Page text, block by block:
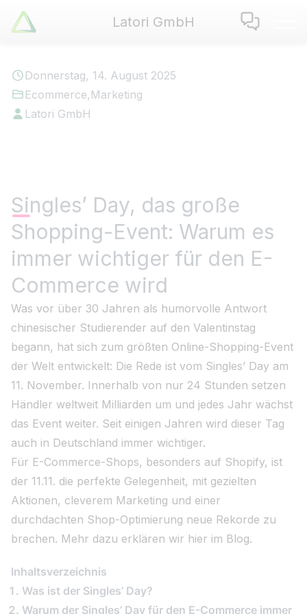
Latori GmbH Latori GmbH
Kontakt
Donnerstag, 14. August 2025
Ecommerce, Marketing
Latori GmbH
Singles’ Day, das große
Shopping-Event: Warum es
immer wichtiger für den E-
Commerce wird
Was vor über 30 Jahren als humorvolle Antwort
chinesischer Studierender auf den Valentinstag
begann, hat sich zum größten Online-Shopping-Event
der Welt entwickelt: Die Rede ist vom Singles’ Day am
11. November. Innerhalb von nur 24 Stunden setzen
Händler weltweit Milliarden um und jedes Jahr wächst
das Event weiter. Seit einigen Jahren wird dieser Tag
auch in Deutschland immer wichtiger.
Für E-Commerce-Shops, besonders auf Shopify, ist
der 11.11. die perfekte Gelegenheit, mit gezielten
Aktionen, cleverem Marketing und einer
durchdachten Shop-Optimierung neue Rekorde zu
brechen. Mehr dazu erklären wir hier im Blog.
Inhaltsverzeichnis
Was ist der Singles’ Day?
Warum der Singles’ Day für den E-Commerce immer